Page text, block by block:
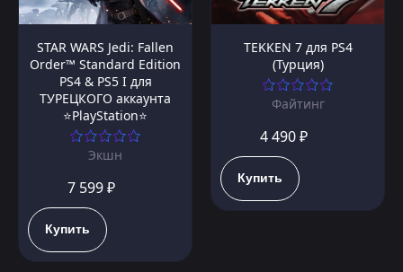
STAR WARS Jedi: Fallen
Order™ Standard Edition
PS4 & PS5 I для
ТУРЕЦКОГО аккаунта
⭐PlayStation⭐
Экшн
7 599 ₽
Купить
TEKKEN 7 для PS4
(Турция)
Файтинг
4 490 ₽
Купить